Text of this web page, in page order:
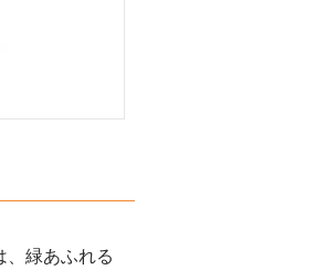
緑あふれる